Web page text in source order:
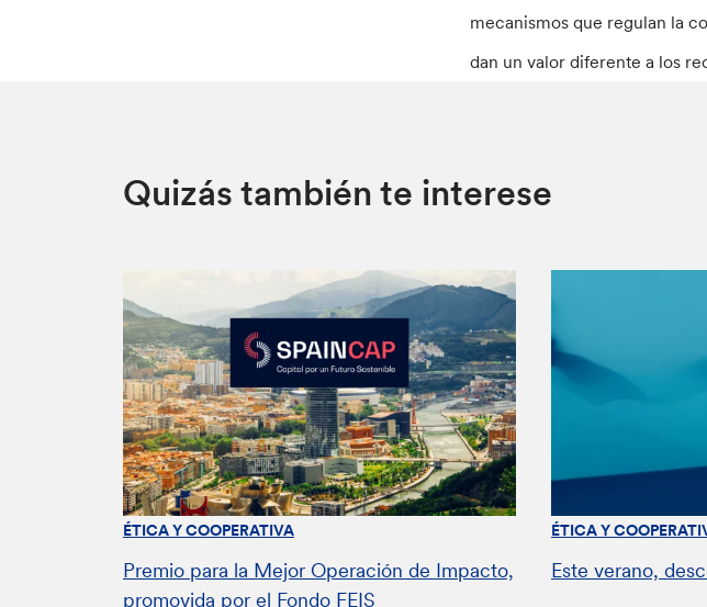
mecanismos que regulan la
dan un valor diferente a los
Quizás también te interese
ÉTICA Y COOPERATIVA
Premio para la Mejor Operación de Impacto,
promovida por el Fondo FEIS
ÉTICA Y
Este verano,